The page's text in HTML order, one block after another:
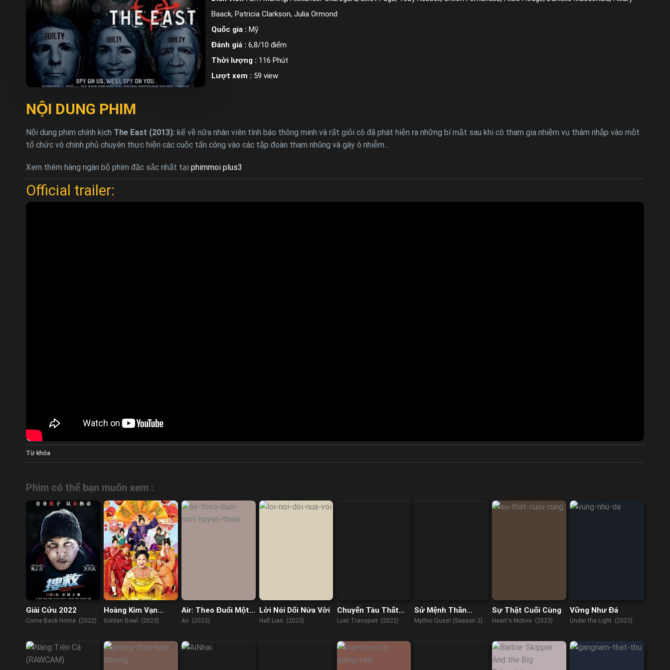
Baack, Patricia Clarkson, Julia Ormond
Quốc gia : Mỹ
Đánh giá : 6,8/10 điểm
Thời lượng : 116 Phút
Lượt xem : 59 view
NỘI DUNG PHIM
Nội dung phim chính kịch The East (2013): kể về nữa nhân viên tình báo thông minh và rất giỏi cô đã phát hiện ra những bí mật sau khi cô tham gia nhiệm vụ thâm nhập vào một
tổ chức vô chính phủ chuyên thực hiện các cuộc tấn công vào các tập đoàn tham nhũng và gây ô nhiễm…
Xem thêm hàng ngàn bộ phim đặc sắc nhất tại phimmoi plus3
Official trailer:
Từ khóa
Phim có thể bạn muốn xem :
Giải Cứu 2022
Come Back Home (2022)
Hoàng Kim Vạn
Lượng
Golden Bowl (2023)
Air: Theo Đuổi Một
Huyền Thoại
Air (2023)
Lời Nói Dối Nửa Vời
Half Lies (2023)
Chuyến Tàu Thất
Lạc
Lost Transport (2022)
Sứ Mệnh Thần
Thoại (Phần 2)
Mythic Quest (Season 2)
Sự Thật Cuối Cùng
Heart's Motive (2023)
Vững Như Đá
Under the Light (2023)